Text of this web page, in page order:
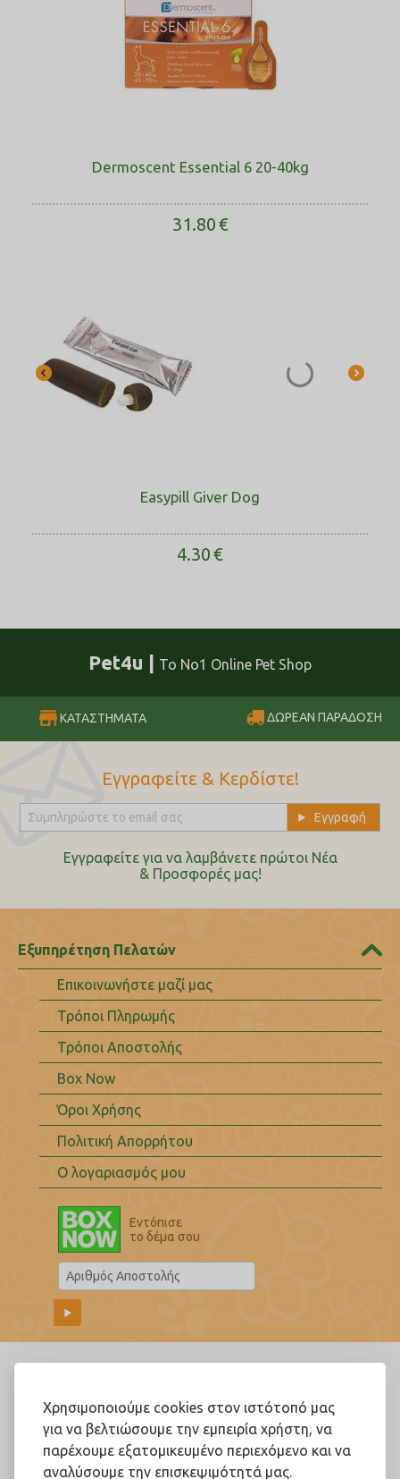
Χρησιμοποιούμε cookies στον ιστότοπό μας
για να βελτιώσουμε την εμπειρία χρήστη, να
παρέχουμε εξατομικευμένο περιεχόμενο και να
αναλύσουμε την επισκεψιμότητά μας.
Dermoscent Essential 6 20-40kg
31.80€
Easypill Giver Dog
4.30€
Pet4u | Το No1 Online Pet Shop
ΚΑΤΑΣΤΗΜΑΤΑ ΔΩΡΕΑΝ ΠΑΡΑΔΟΣΗ
Εγγραφείτε & Κερδίστε!
Εγγραφείτε για να λαμβάνετε πρώτοι Nέα
& Προσφορές μας!
Εξυπηρέτηση Πελατών
Επικοινωνήστε μαζί μας
Τρόποι Πληρωμής
Τρόποι Αποστολής
Box Now
Όροι Χρήσης
Πολιτική Απορρήτου
Ο λογαριασμός μου
Εντόπισε
το δέμα σου
Ακολουθήστε μας!